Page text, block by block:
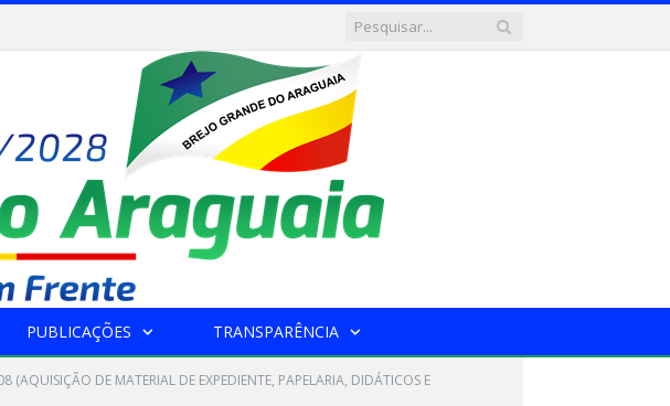
PUBLICAÇÕES TRANSPARÊNCIA
(AQUISIÇÃO DE MATERIAL DE EXPEDIENTE, PAPELARIA, DIDÁTICOS E